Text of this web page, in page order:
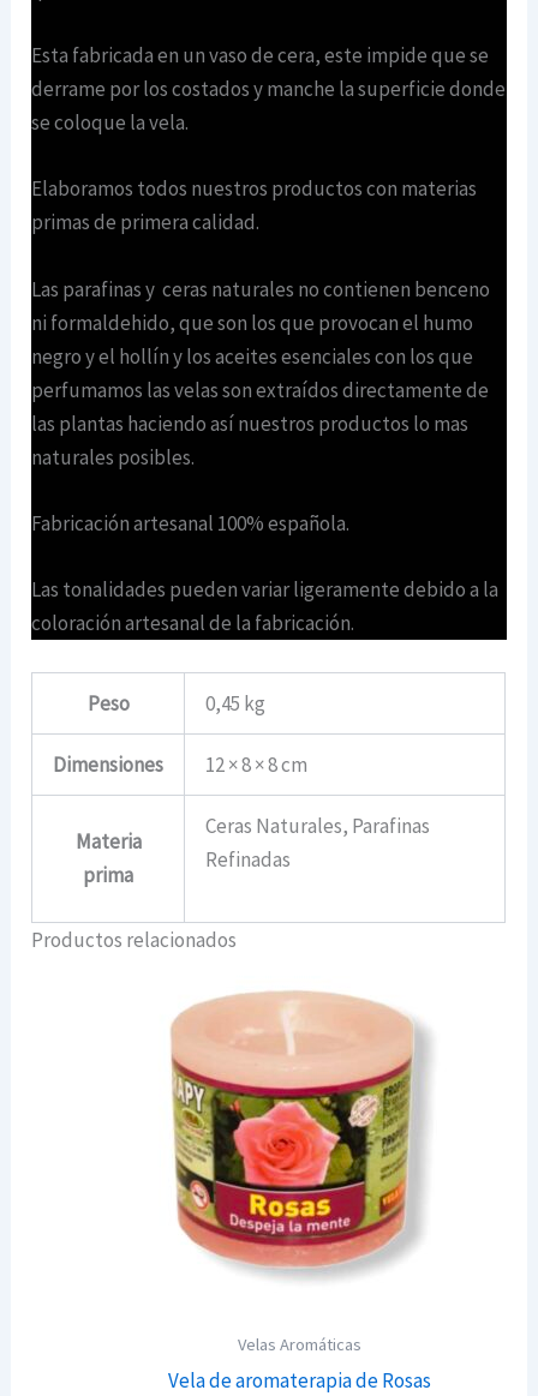
Esta fabricada en un vaso de cera, este impide que se
derrame por los costados y manche la superficie donde
se coloque la vela.
Elaboramos todos nuestros productos con materias
primas de primera calidad.
Las parafinas y ceras naturales no contienen benceno
ni formaldehido, que son los que provocan el humo
negro y el hollín y los aceites esenciales con los que
perfumamos las velas son extraídos directamente de
las plantas haciendo así nuestros productos lo mas
naturales posibles.
Fabricación artesanal 100% española.
Las tonalidades pueden variar ligeramente debido a la
coloración artesanal de la fabricación.
Peso 0,45 kg
Dimensiones 12 × 8 × 8 cm
Materia
prima
Ceras Naturales, Parafinas
Refinadas
Productos relacionados
Velas Aromáticas
Vela de aromaterapia de Rosas